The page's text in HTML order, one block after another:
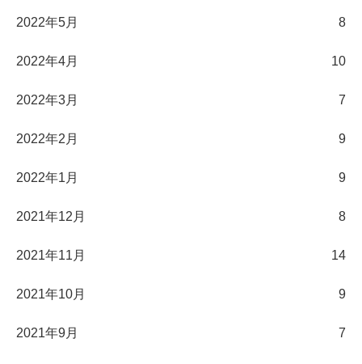
2022年5月 8
2022年4月 10
2022年3月 7
2022年2月 9
2022年1月 9
2021年12月 8
2021年11月 14
2021年10月 9
2021年9月 7